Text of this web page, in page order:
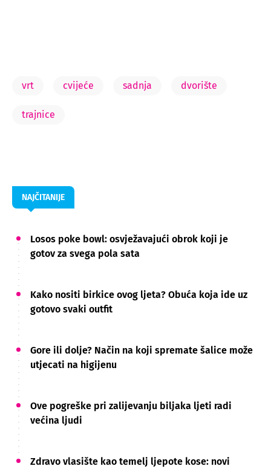
vrt cvijeće sadnja dvorište
trajnice
NAJČITANIJE
Losos poke bowl: osvježavajući obrok koji je
gotov za svega pola sata
Kako nositi birkice ovog ljeta? Obuća koja ide uz
gotovo svaki outfit
Gore ili dolje? Način na koji spremate šalice može
utjecati na higijenu
Ove pogreške pri zalijevanju biljaka ljeti radi
većina ljudi
Zdravo vlasište kao temelj ljepote kose: novi